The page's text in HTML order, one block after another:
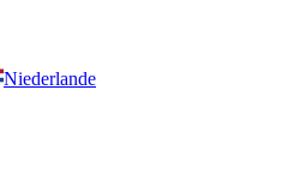
Niederlande